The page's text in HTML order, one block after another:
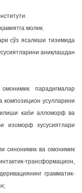
молик.
сўз ясалиши тизимида
аниқлашдан
парадигмалар
композицион усулларини
каби алломорф ва
изоморф хусусиятлари
синонимик ва омонимик
трансформацион,
грамматик-